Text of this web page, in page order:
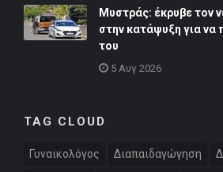
Μυστράς: έκρυβε τον
στην κατάψυξη για να
του
5 Αυγ 2026
TAG CLOUD
Γυναικολόγος Διαπαιδαγώγηση